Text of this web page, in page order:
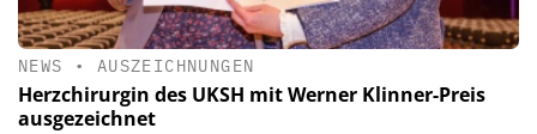
NEWS • AUSZEICHNUNGEN
Herzchirurgin des UKSH mit Werner Klinner-Preis
ausgezeichnet